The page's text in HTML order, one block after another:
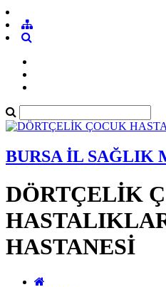
BURSA İL SAĞLIK
DÖRTÇELİK
HASTANESİ